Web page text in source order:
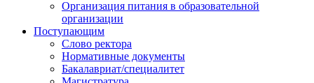
Организация питания в образовательной
организации
Поступающим
Слово ректора
Нормативные документы
Бакалавриат/специалитет